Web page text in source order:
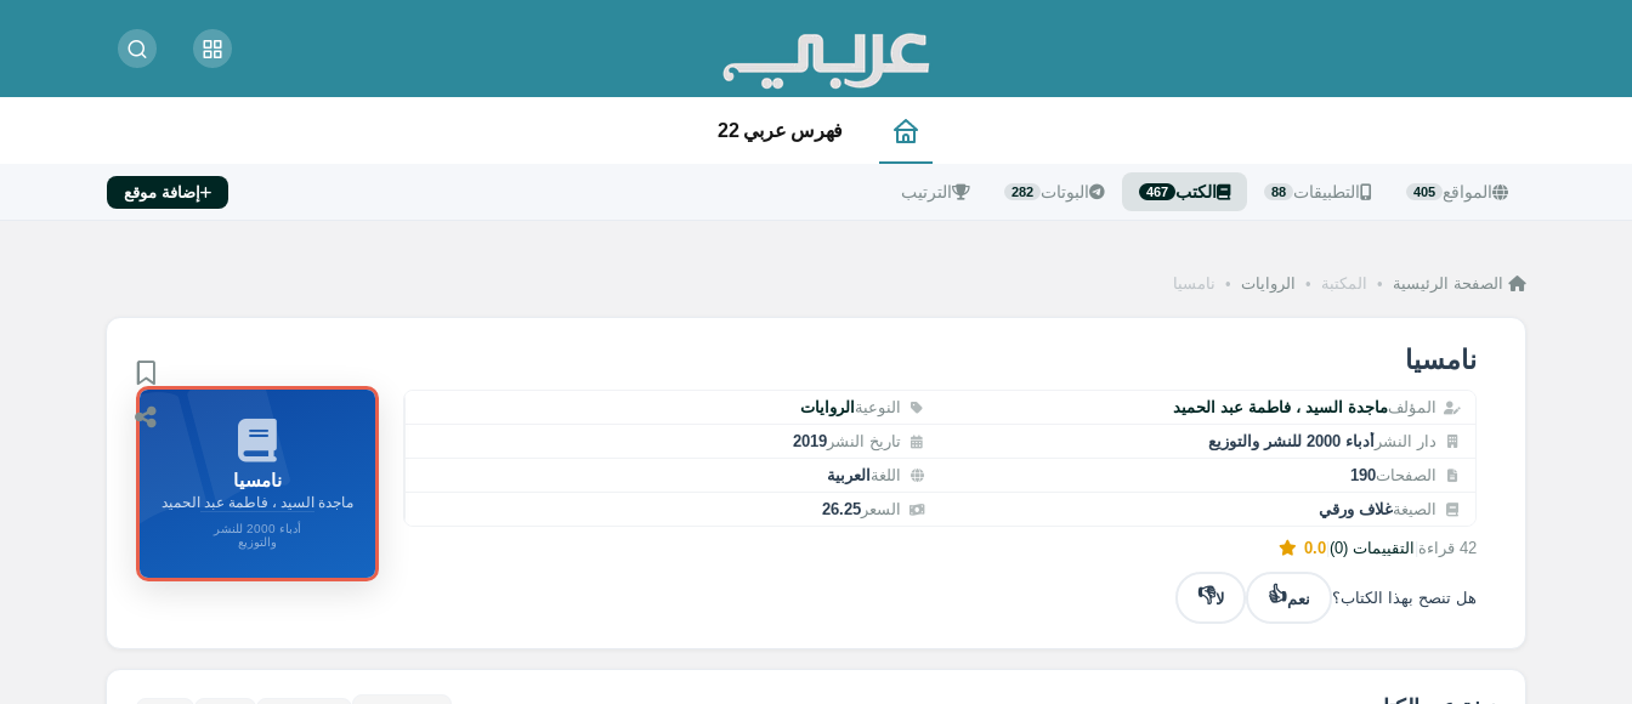
فهرس عربي 22
المواقع 405 التطبيقات 88 الكتب 467 البوتات 282 الترتيب إضافة موقع
الصفحة الرئيسية • المكتبة • الروايات • نامسيا
نامسيا
المؤلفماجدة السيد ، فاطمة عبد الحميد النوعية الروايات
دار النشر أدباء 2000 للنشر والتوزيع تاريخ النشر 2019
الصفحات190 اللغة العربية
الصيغةغلاف ورقي السعر 26.25
42 قراءة التقييمات (0) 0.0
هل تنصح بهذا الكتاب؟ نعم👍 لا👎
نامسيا
ماجدة السيد ، فاطمة عبد الحميد
أدباء 2000 للنشر
والتوزيع